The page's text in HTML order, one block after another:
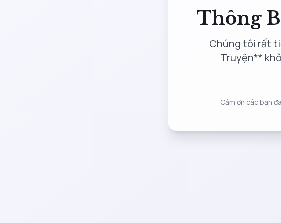
Thông
Chúng tôi rất
Truyện**
Cảm ơn các bạn